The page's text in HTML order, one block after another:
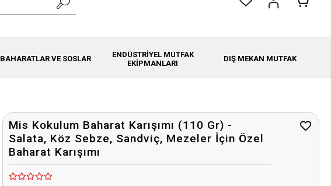
BAHARATLAR VE SOSLAR
ENDÜSTRİYEL MUTFAK
EKİPMANLARI
DIŞ MEKAN MUTFAK
Mis Kokulum Baharat Karışımı (110 Gr) -
Salata, Köz Sebze, Sandviç, Mezeler İçin Özel
Baharat Karışımı